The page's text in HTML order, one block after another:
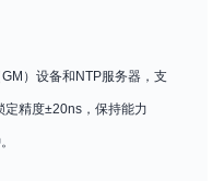
）设备和NTP服务器，支
定精度±20ns，保持能力